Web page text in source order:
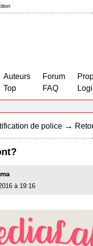
Auteurs
Top
Forum
FAQ
de police →
à 19:16